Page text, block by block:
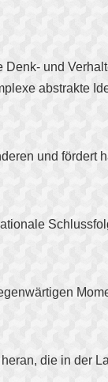
und
abstrakte
und fördert
die in der